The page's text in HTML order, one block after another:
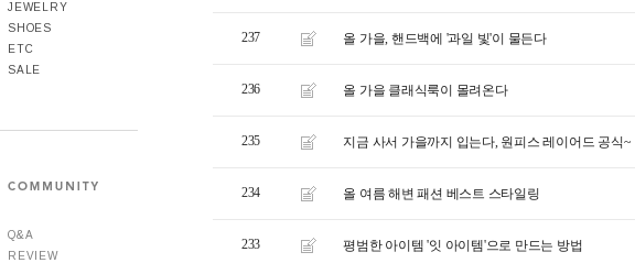
JEWELRY
SHOES
ETC
SALE
Q&A
REVIEW
237 올 가을, 핸드백에 '과일 빛'이 물든다
236 올 가을 클래식룩이 몰려온다
235 지금 사서 가을까지 입는다, 원피스 레이어드 공식~
234 올 여름 해변 패션 베스트 스타일링
233 평범한 아이템 '잇 아이템'으로 만드는 방법